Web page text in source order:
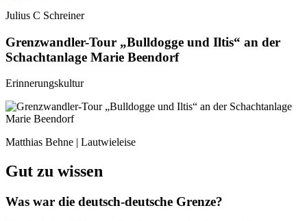
Julius C Schreiner
Grenzwandler-Tour „Bulldogge und Iltis“ an der
Schachtanlage Marie Beendorf
Erinnerungskultur
Matthias Behne | Lautwieleise
Gut zu wissen
Was war die deutsch-deutsche Grenze?